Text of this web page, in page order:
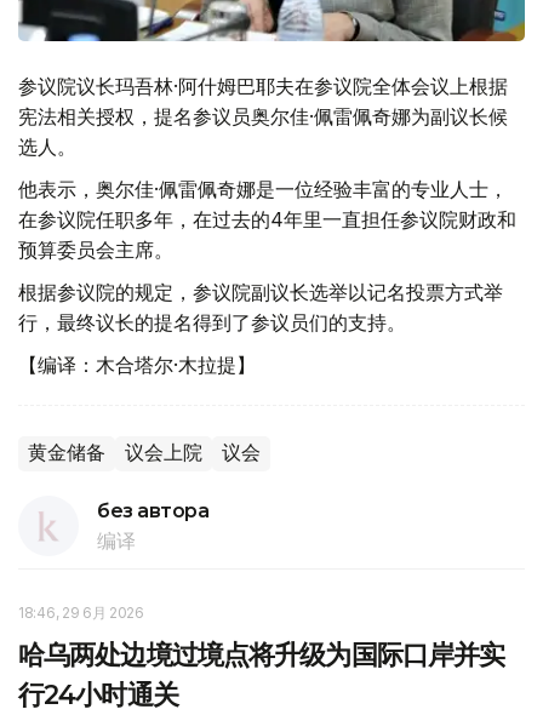
参议院议长玛吾林·阿什姆巴耶夫在参议院全体会议上根据
宪法相关授权，提名参议员奥尔佳·佩雷佩奇娜为副议长候
选人。
他表示，奥尔佳·佩雷佩奇娜是一位经验丰富的专业人士，
在参议院任职多年，在过去的4年里一直担任参议院财政和
预算委员会主席。
根据参议院的规定，参议院副议长选举以记名投票方式举
行，最终议长的提名得到了参议员们的支持。
【编译：木合塔尔·木拉提】
黄金储备 议会上院 议会
без автора
编译
18:46, 29 6月 2026
哈乌两处边境过境点将升级为国际口岸并实
行24小时通关